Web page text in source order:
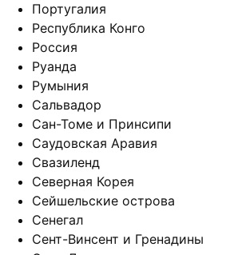
Португалия
Республика Конго
Россия
Руанда
Румыния
Сальвадор
Сан-Томе и Принсипи
Саудовская Аравия
Свазиленд
Северная Корея
Сейшельские острова
Сенегал
Сент-Винсент и Гренадины